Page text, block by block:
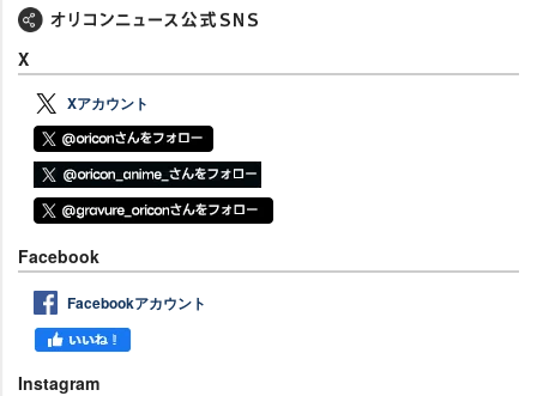
X
Xアカウント
Facebook
Facebookアカウント
Instagram